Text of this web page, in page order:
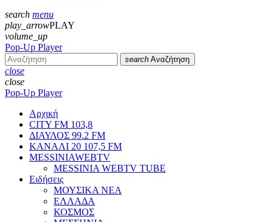
search menu
play_arrowPLAY
volume_up
Pop-Up Player
search Αναζήτηση
close
close
Pop-Up Player
Αρχική
CITY FM 103,8
ΔΙΑΥΛΟΣ 99.2 FM
ΚΑΝΑΛΙ 20 107,5 FM
MESSINIAWEBTV
MESSINIA WEBTV TUBE
Eιδήσεις
ΜΟΥΣΙΚΑ ΝΕΑ
ΕΛΛΑΔΑ
ΚΟΣΜΟΣ